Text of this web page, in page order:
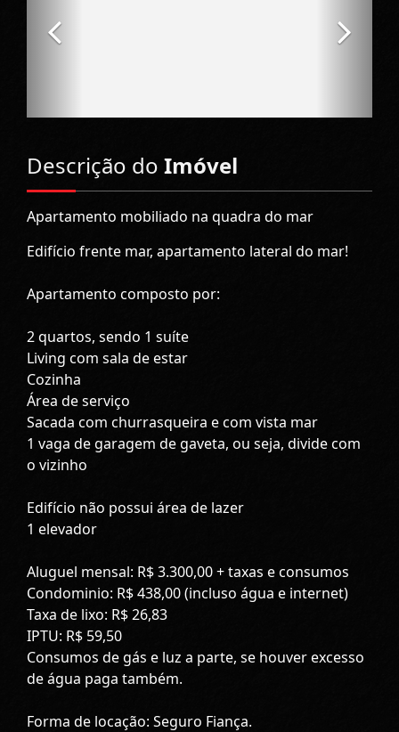
Descrição do Imóvel
Apartamento mobiliado na quadra do mar
Edifício frente mar, apartamento lateral do mar!
Apartamento composto por:
2 quartos, sendo 1 suíte
Living com sala de estar
Cozinha
Área de serviço
Sacada com churrasqueira e com vista mar
1 vaga de garagem de gaveta, ou seja, divide com
o vizinho
Edifício não possui área de lazer
1 elevador
Aluguel mensal: R$ 3.300,00 + taxas e consumos
Condominio: R$ 438,00 (incluso água e internet)
Taxa de lixo: R$ 26,83
IPTU: R$ 59,50
Consumos de gás e luz a parte, se houver excesso
de água paga também.
Forma de locação: Seguro Fiança.